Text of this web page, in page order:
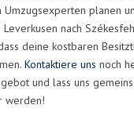
planen
nach
deine kostbaren
Kontaktiere uns noch
und lass uns
werden!